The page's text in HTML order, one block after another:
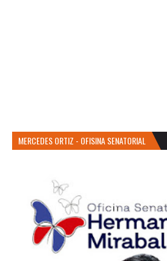
MERCEDES ORTIZ - OFISINA SENATORIAL